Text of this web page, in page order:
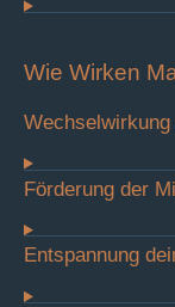
Wie Wirken
Förderung der
Entspannung